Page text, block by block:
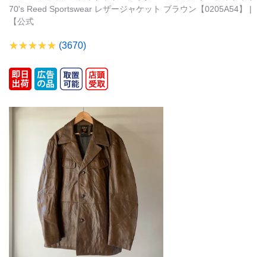
70's Reed Sportswear レザージャケット ブラウン【0205A54】 |
【公式
(3670)